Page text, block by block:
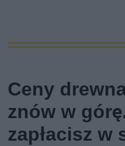
Ceny
znów w
zapłacisz w